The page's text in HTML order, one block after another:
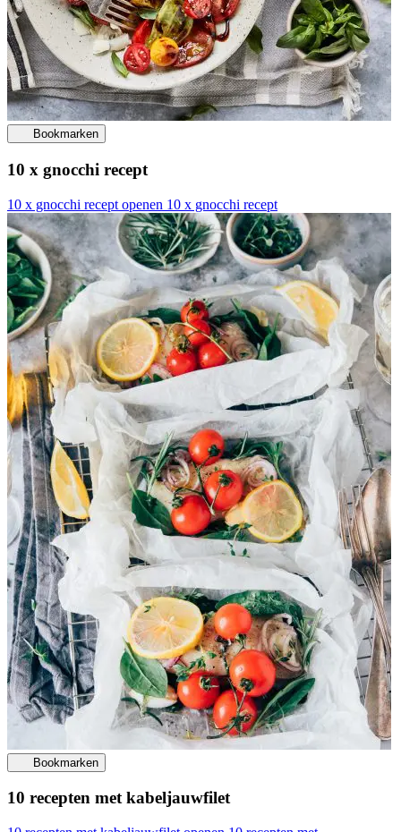
Bookmarken
10 x gnocchi recept
10 x gnocchi recept openen 10 x gnocchi recept
Bookmarken
10 recepten met kabeljauwfilet